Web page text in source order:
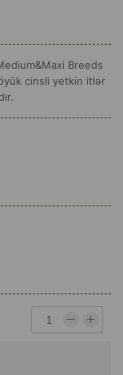
Breeds
cinsli yetkin itlər